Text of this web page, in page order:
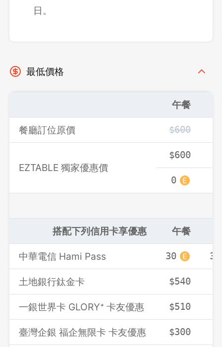
日。
最低價格
午餐
餐廳訂位原價 $600
EZTABLE 獨家優惠價
$600
0
搭配下列信用卡享優惠 午餐
中華電信 Hami Pass 30 30
土地銀行鈦金卡 $540
一銀世界卡 GLORY⁺ 卡友優惠 $510
臺灣企銀 福企無限卡 卡友優惠 $300
先不要